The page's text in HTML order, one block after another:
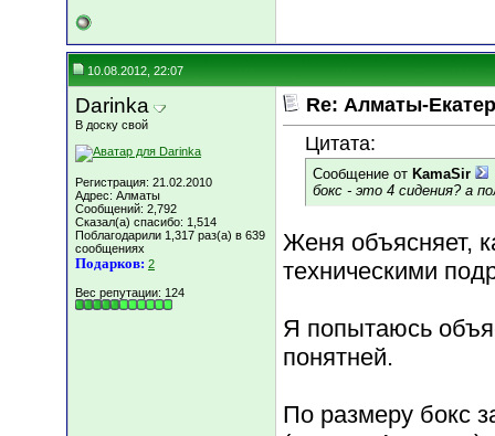
10.08.2012, 22:07
Darinka
В доску свой
Регистрация: 21.02.2010
Адрес: Алматы
Сообщений: 2,792
Сказал(а) спасибо: 1,514
Поблагодарили 1,317 раз(а) в 639
сообщениях
Подарков: 2
Вес репутации: 124
Re: Алматы-
Цитата:
Сообщение от KamaSir
бокс - это 4 сидения? а
Женя объясняет,
техническими
Я попытаюсь
понятней.
По размеру бокс